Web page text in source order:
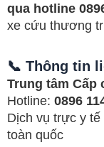
qua hotline
xe cứu thương
📞 Thông tin
Trung tâm
Hotline: 0896
Dịch vụ trực y
toàn quốc